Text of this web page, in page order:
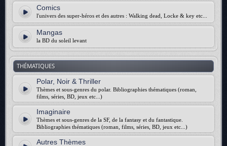
Comics
l'univers des super-héros et des autres : Walking dead, Locke & key etc...
Mangas
la BD du soleil levant
THÉMATIQUES
Polar, Noir & Thriller
Thèmes et sous-genres du polar. Bibliographies thématiques (roman,
films, séries, BD, jeux etc...)
Imaginaire
Thèmes et sous-genres de la SF, de la fantasy et du fantastique.
Bibliographies thématiques (roman, films, séries, BD, jeux etc...)
Autres Thèmes